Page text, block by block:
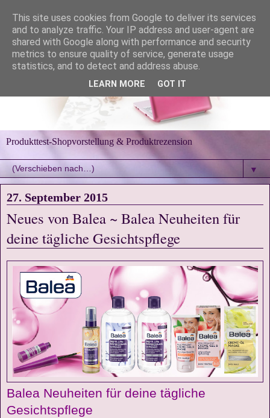
Produkttest-Shopvorstellung & Produktrezension
▼
27. September 2015
Neues von Balea ~ Balea Neuheiten für
deine tägliche Gesichtspflege
Balea Neuheiten für deine tägliche
Gesichtspflege
This site uses cookies from Google to deliver its services
and to analyze traffic. Your IP address and user-agent are
shared with Google along with performance and security
metrics to ensure quality of service, generate usage
statistics, and to detect and address abuse.
LEARN MORE GOT IT